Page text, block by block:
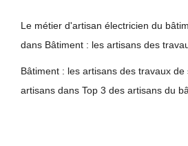
Le métier d'artisan électricien du
dans Bâtiment : les artisans des
Bâtiment : les artisans des travaux
artisans dans Top 3 des artisans du